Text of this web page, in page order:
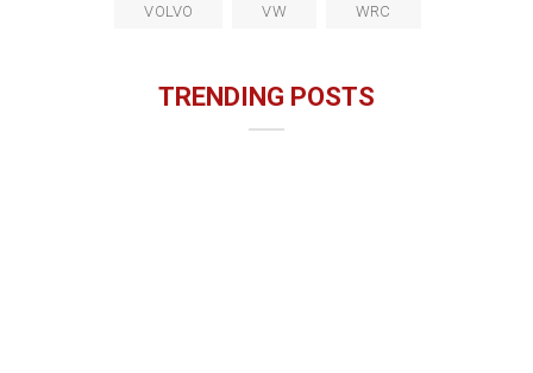
VOLVO VW WRC
TRENDING POSTS